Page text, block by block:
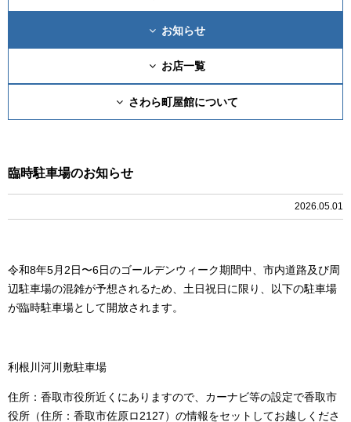
お知らせ
お店一覧
さわら町屋館について
臨時駐車場のお知らせ
2026.05.01
令和8年5月2日〜6日のゴールデンウィーク期間中、市内道路及び周
辺駐車場の混雑が予想されるため、土日祝日に限り、以下の駐車場
が臨時駐車場として開放されます。
利根川河川敷駐車場
住所：香取市役所近くにありますので、カーナビ等の設定で香取市
役所（住所：香取市佐原ロ2127）の情報をセットしてお越しくださ